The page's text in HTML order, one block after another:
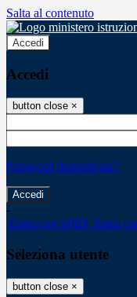
Salta al contenuto
Accedi
Accedi
button close ×
Password dimenticata?
-
Entra con SPID Entra
Seleziona utente
button close ×